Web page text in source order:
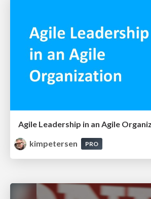
Agile Leadership in an Agile
kimpetersen
PRO